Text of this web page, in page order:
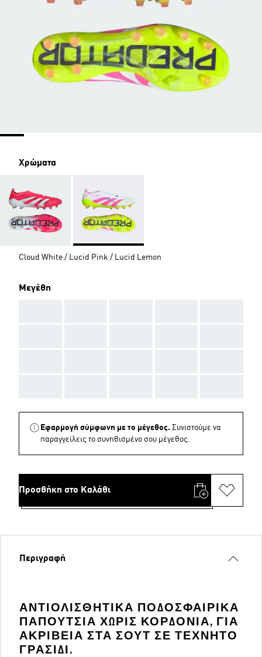
Χρώματα
Cloud White / Lucid Pink / Lucid Lemon
Μεγέθη
Εφαρμογή σύμφωνη με το μέγεθος. Συνιστούμε να
παραγγείλεις το συνηθισμένο σου μέγεθος.
Προσθήκη στο Καλάθι
Περιγραφή
ΑΝΤΙΟΛΙΣΘΗΤΙΚΆ ΠΟΔΟΣΦΑΙΡΙΚΆ
ΠΑΠΟΎΤΣΙΑ ΧΩΡΊΣ ΚΟΡΔΌΝΙΑ, ΓΙΑ
ΑΚΡΊΒΕΙΑ ΣΤΑ ΣΟΥΤ ΣΕ ΤΕΧΝΗΤΌ
ΓΡΑΣΊΔΙ.